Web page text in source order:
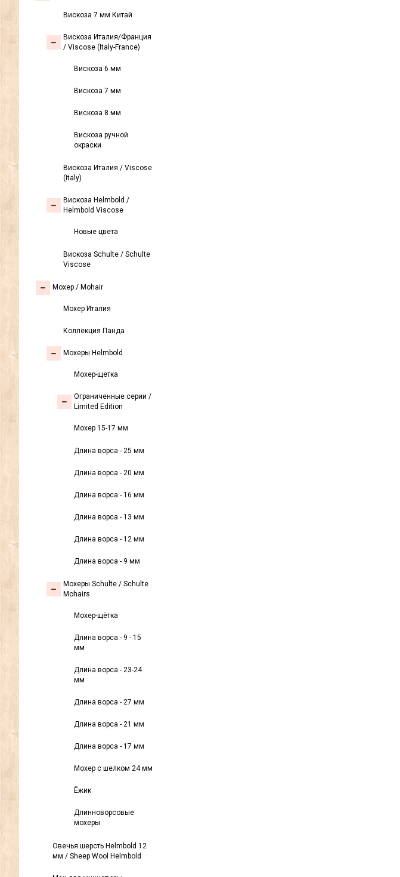
Вискоза 7 мм Китай
Вискоза Италия/Франция
/ Viscose (Italy-France)
Вискоза 6 мм
Вискоза 7 мм
Вискоза 8 мм
Вискоза ручной
окраски
Вискоза Италия / Viscose
(Italy)
Вискоза Helmbold /
Helmbold Viscose
Новые цвета
Вискоза Sсhulte / Schulte
Viscose
Моxер / Mohair
Мохер Италия
Коллекция Панда
Мохеры Helmbold
Мохер-щетка
Ограниченные серии /
Limited Edition
Мохер 15-17 мм
Длина ворса - 25 мм
Длина ворса - 20 мм
Длина ворса - 16 мм
Длина ворса - 13 мм
Длина ворса - 12 мм
Длина ворса - 9 мм
Мохеры Sсhulte / Schulte
Mohairs
Мохер-щётка
Длина ворса - 9 - 15
мм
Длина ворса - 23-24
мм
Длина ворса - 27 мм
Длина ворса - 21 мм
Длина ворса - 17 мм
Мохер с шелком 24 мм
Ёжик
Длинноворсовые
мохеры
Овечья шерсть Helmbold 12
мм / Sheep Wool Helmbold